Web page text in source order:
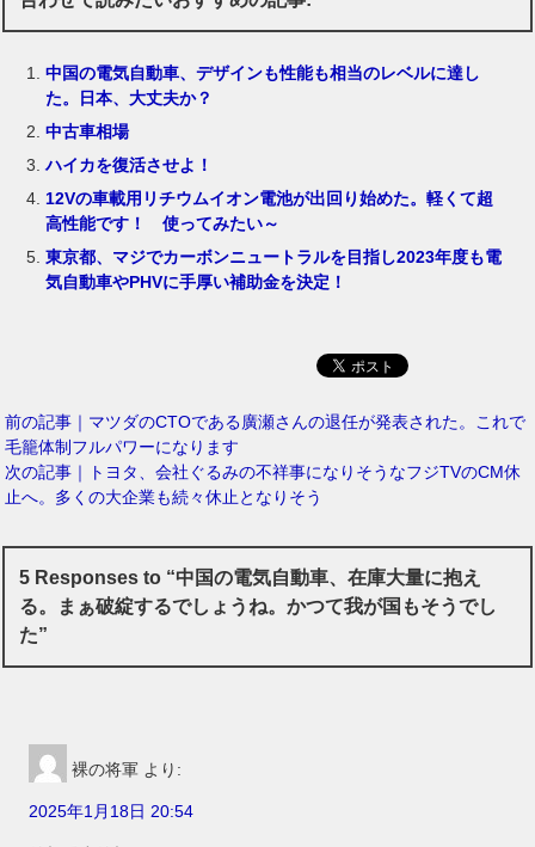
中国の電気自動車、デザインも性能も相当のレベルに達し
た。日本、大丈夫か？
中古車相場
ハイカを復活させよ！
12Vの車載用リチウムイオン電池が出回り始めた。軽くて超
高性能です！ 使ってみたい～
東京都、マジでカーボンニュートラルを目指し2023年度も電
気自動車やPHVに手厚い補助金を決定！
前の記事｜マツダのCTOである廣瀬さんの退任が発表された。これで
毛籠体制フルパワーになります
次の記事｜トヨタ、会社ぐるみの不祥事になりそうなフジTVのCM休
止へ。多くの大企業も続々休止となりそう
5 Responses to “中国の電気自動車、在庫大量に抱え
る。まぁ破綻するでしょうね。かつて我が国もそうでし
た”
裸の将軍 より:
2025年1月18日 20:54